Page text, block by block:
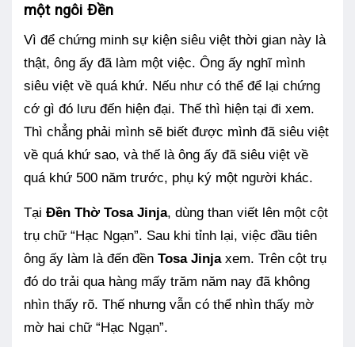
một ngôi Đền
Vì để chứng minh sự kiện siêu việt thời gian này là
thật, ông ấy đã làm một việc. Ông ấy nghĩ mình
siêu việt về quá khứ. Nếu như có thể để lại chứng
cớ gì đó lưu đến hiện đại. Thế thì hiện tại đi xem.
Thì chẳng phải mình sẽ biết được mình đã siêu việt
về quá khứ sao, và thế là ông ấy đã siêu việt về
quá khứ 500 năm trước, phụ ký một người khác.
Tại Đền Thờ Tosa Jinja, dùng than viết lên một cột
trụ chữ “Hạc Ngạn”. Sau khi tỉnh lại, việc đầu tiên
ông ấy làm là đến đền Tosa Jinja xem. Trên cột trụ
đó do trải qua hàng mấy trăm năm nay đã không
nhìn thấy rõ. Thế nhưng vẫn có thể nhìn thấy mờ
mờ hai chữ “Hạc Ngạn”.